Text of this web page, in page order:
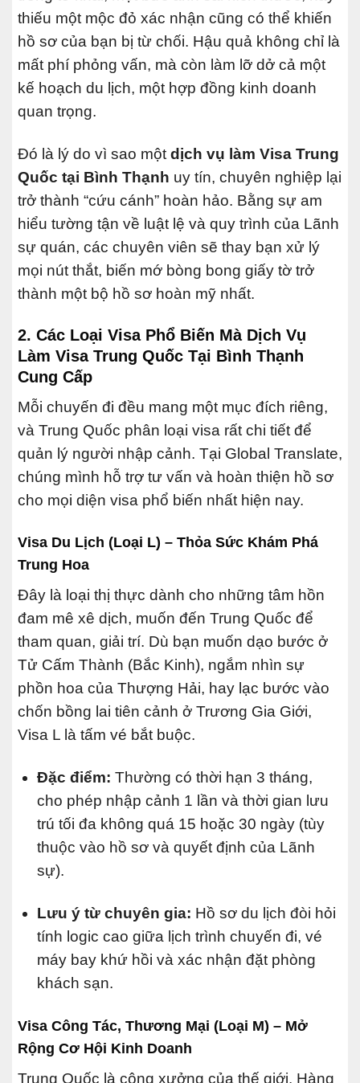
thiếu một mộc đỏ xác nhận cũng có thể khiến
hồ sơ của bạn bị từ chối. Hậu quả không chỉ là
mất phí phỏng vấn, mà còn làm lỡ dở cả một
kế hoạch du lịch, một hợp đồng kinh doanh
quan trọng.
Đó là lý do vì sao một dịch vụ làm Visa Trung
Quốc tại Bình Thạnh uy tín, chuyên nghiệp lại
trở thành “cứu cánh” hoàn hảo. Bằng sự am
hiểu tường tận về luật lệ và quy trình của Lãnh
sự quán, các chuyên viên sẽ thay bạn xử lý
mọi nút thắt, biến mớ bòng bong giấy tờ trở
thành một bộ hồ sơ hoàn mỹ nhất.
2. Các Loại Visa Phổ Biến Mà Dịch Vụ
Làm Visa Trung Quốc Tại Bình Thạnh
Cung Cấp
Mỗi chuyến đi đều mang một mục đích riêng,
và Trung Quốc phân loại visa rất chi tiết để
quản lý người nhập cảnh. Tại Global Translate,
chúng mình hỗ trợ tư vấn và hoàn thiện hồ sơ
cho mọi diện visa phổ biến nhất hiện nay.
Visa Du Lịch (Loại L) – Thỏa Sức Khám Phá
Trung Hoa
Đây là loại thị thực dành cho những tâm hồn
đam mê xê dịch, muốn đến Trung Quốc để
tham quan, giải trí. Dù bạn muốn dạo bước ở
Tử Cấm Thành (Bắc Kinh), ngắm nhìn sự
phồn hoa của Thượng Hải, hay lạc bước vào
chốn bồng lai tiên cảnh ở Trương Gia Giới,
Visa L là tấm vé bắt buộc.
Đặc điểm: Thường có thời hạn 3 tháng,
cho phép nhập cảnh 1 lần và thời gian lưu
trú tối đa không quá 15 hoặc 30 ngày (tùy
thuộc vào hồ sơ và quyết định của Lãnh
sự).
Lưu ý từ chuyên gia: Hồ sơ du lịch đòi hỏi
tính logic cao giữa lịch trình chuyến đi, vé
máy bay khứ hồi và xác nhận đặt phòng
khách sạn.
Visa Công Tác, Thương Mại (Loại M) – Mở
Rộng Cơ Hội Kinh Doanh
Trung Quốc là công xưởng của thế giới. Hàng